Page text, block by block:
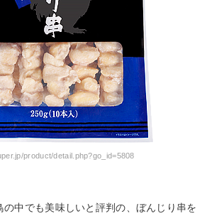
product/detail.php?go_id=5808
中でも美味しいと評判の、ぼんじり串を